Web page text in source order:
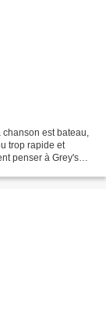
est bateau,
trop rapide et
penser à Grey's